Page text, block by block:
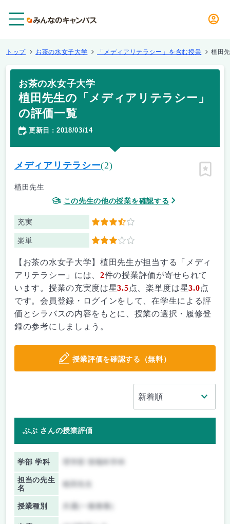
トップ お茶の水女子大学 「メディアリテラシー」を含む授業 植田
お茶の水女子大学
植田先生の「メディアリテラシー」
の評価一覧
更新日 ： 2018/03/14
メディアリテラシー(2)
植田先生
この先生の他の授業を確認する
充実 3.5
楽単 3
ピン留
【お茶の水女子大学】植田先生が担当する「メディ
アリテラシー」には、 2件の授業評価が寄せられて
います。授業の充実度は星3.5点、楽単度は星3.0点
です。会員登録・ログインをして、在学生による評
価とシラバスの内容をもとに、授業の選択・履修登
録の参考にしましょう。
授業評価を確認する（無料）
ぶぶ さんの授業評価
学部 学科 理学部 情報科学科
担当の先生
名
授業種別 共通(一般教養)